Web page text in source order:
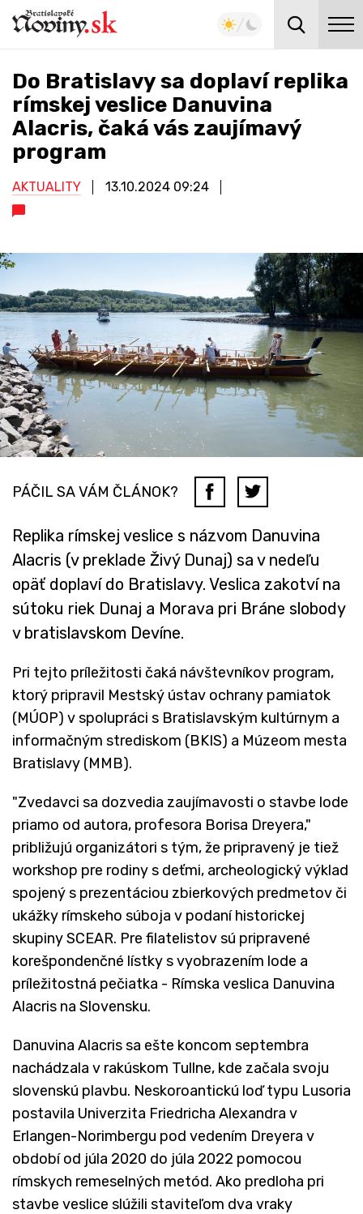
Do Bratislavy sa doplaví replika
rímskej veslice Danuvina
Alacris, čaká vás zaujímavý
program
AKTUALITY 13.10.2024 09:24
PÁČIL SA VÁM ČLÁNOK?
Replika rímskej veslice s názvom Danuvina
Alacris (v preklade Živý Dunaj) sa v nedeľu
opäť doplaví do Bratislavy. Veslica zakotví na
sútoku riek Dunaj a Morava pri Bráne slobody
v bratislavskom Devíne.
Pri tejto príležitosti čaká návštevníkov program,
ktorý pripravil Mestský ústav ochrany pamiatok
(MÚOP) v spolupráci s Bratislavským kultúrnym a
informačným strediskom (BKIS) a Múzeom mesta
Bratislavy (MMB).
"Zvedavci sa dozvedia zaujímavosti o stavbe lode
priamo od autora, profesora Borisa Dreyera,"
približujú organizátori s tým, že pripravený je tiež
workshop pre rodiny s deťmi, archeologický výklad
spojený s prezentáciou zbierkových predmetov či
ukážky rímskeho súboja v podaní historickej
skupiny SCEAR. Pre filatelistov sú pripravené
korešpondenčné lístky s vyobrazením lode a
príležitostná pečiatka - Rímska veslica Danuvina
Alacris na Slovensku.
Danuvina Alacris sa ešte koncom septembra
nachádzala v rakúskom Tullne, kde začala svoju
slovenskú plavbu. Neskoroantickú loď typu Lusoria
postavila Univerzita Friedricha Alexandra v
Erlangen-Norimbergu pod vedením Dreyera v
období od júla 2020 do júla 2022 pomocou
rímskych remeselných metód. Ako predloha pri
stavbe veslice slúžili staviteľom dva vraky